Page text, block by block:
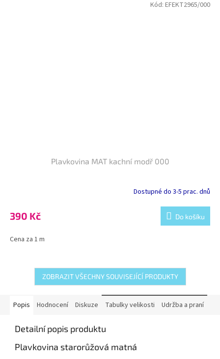
Plavkovina MAT kachní modř 000
Dostupné do 3-5 prac. dnů
390 Kč Do košíku
Cena za 1 m
Kód: EFEKT2965/000
ZOBRAZIT VŠECHNY SOUVISEJÍCÍ PRODUKTY
Popis Hodnocení Diskuze Tabulky velikosti Udržba a praní
Detailní popis produktu
Plavkovina starorůžová matná